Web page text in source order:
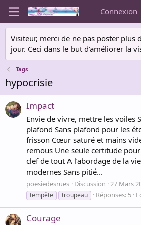
Connexion
Visiteur, merci de ne pas poster plus
jour. Ceci dans le but d'améliorer la
Tags
hypocrisie
Impact
Envie de vivre, mettre les voiles
plafond Sans plafond pour les
frisson Cœur saturé et mains
remous Une seule certitude
clef de tout A l’abordage de la
modernes Sans pitié...
poesiedesrues Discussion 27 Mars
tempête
troupeau Réponses: 5
Courage